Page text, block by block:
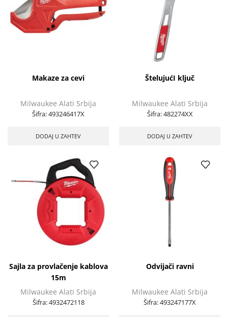
Makaze za cevi
Milwaukee Alati Srbija
Šifra:493246417X
DODAJ U ZAHTEV
ŠtelujućI ključ
Milwaukee Alati Srbija
Šifra:482274XX
DODAJ U ZAHTEV
Sajla za provlačenje kablova
15m
Milwaukee Alati Srbija
Šifra:4932472118
Odvijači ravni
Milwaukee Alati Srbija
Šifra:493247177X